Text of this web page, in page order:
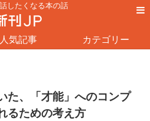
したくなる本の話
人気記事 カテゴリー
た、「才能」へのコンプ
るための考え方